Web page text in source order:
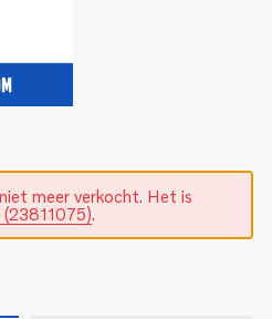
meer verkocht. Het is
(23811075).